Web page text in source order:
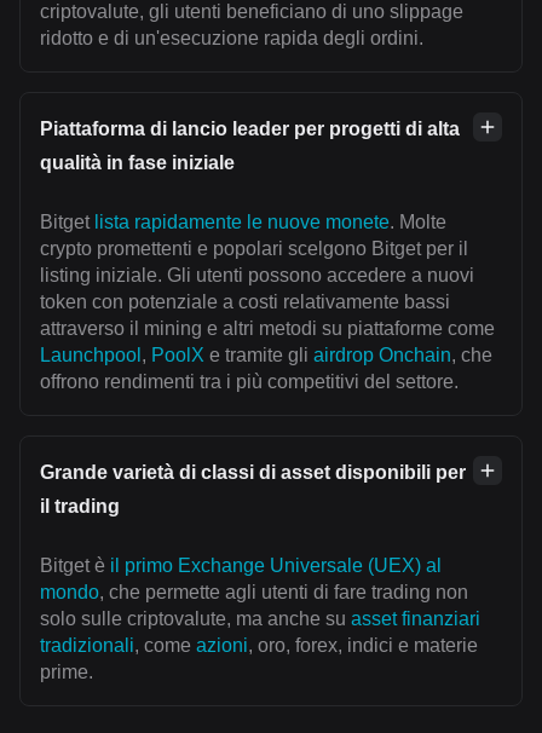
criptovalute, gli utenti beneficiano di uno slippage
ridotto e di un'esecuzione rapida degli ordini.
Piattaforma di lancio leader per progetti di alta
qualità in fase iniziale
Bitget lista rapidamente le nuove monete. Molte
crypto promettenti e popolari scelgono Bitget per il
listing iniziale. Gli utenti possono accedere a nuovi
token con potenziale a costi relativamente bassi
attraverso il mining e altri metodi su piattaforme come
Launchpool , PoolX e tramite gli airdrop Onchain, che
offrono rendimenti tra i più competitivi del settore.
Grande varietà di classi di asset disponibili per
il trading
Bitget è il primo Exchange Universale (UEX) al
mondo, che permette agli utenti di fare trading non
solo sulle criptovalute, ma anche su asset finanziari
tradizionali, come azioni, oro, forex, indici e materie
prime.